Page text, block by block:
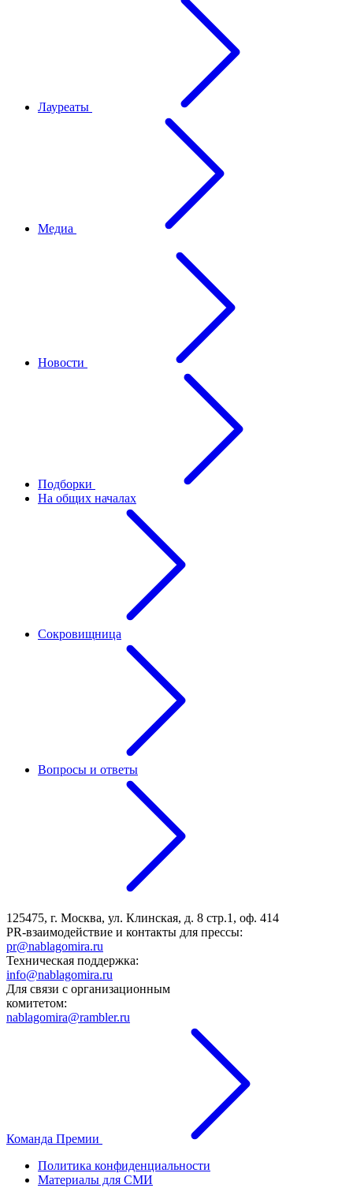
Лауреаты
Медиа
Новости
Подборки
На общих началах
Сокровищница
Вопросы и ответы
125475, г. Москва, ул. Клинская, д. 8 стр.1, оф. 414
PR-взаимодействие и контакты для прессы:
pr@nablagomira.ru
Техническая поддержка:
info@nablagomira.ru
Для связи с организационным
комитетом:
nablagomira@rambler.ru
Команда Премии
Политика конфиденциальности
Материалы для СМИ